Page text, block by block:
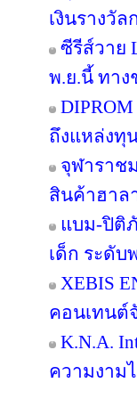
เงินรางวั
ซีรีส์วาย
พ.ย.นี้ ทาง
ถึงแหล่งทุ
จุฬาราช
สินค้าฮาล
แบม-ปิติ
เด็ก ระดับ
XEBIS
คอนเทนต์
K.N.A.
ความงาม